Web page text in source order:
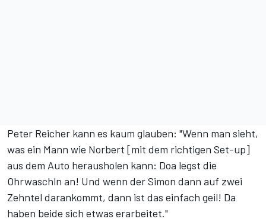
Peter Reicher kann es kaum glauben: "Wenn man sieht,
was ein Mann wie Norbert [mit dem richtigen Set-up]
aus dem Auto herausholen kann: Doa legst die
Ohrwaschln an! Und wenn der Simon dann auf zwei
Zehntel darankommt, dann ist das einfach geil! Da
haben beide sich etwas erarbeitet."